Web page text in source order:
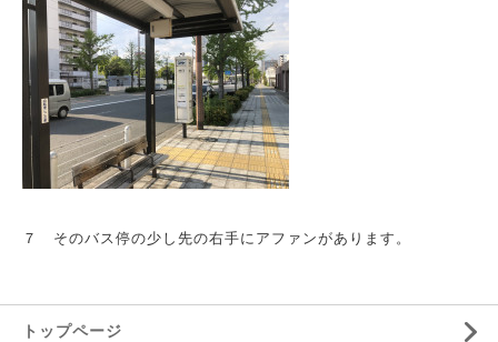
７ そのバス停の少し先の右手にアファンがあります。
トップページ